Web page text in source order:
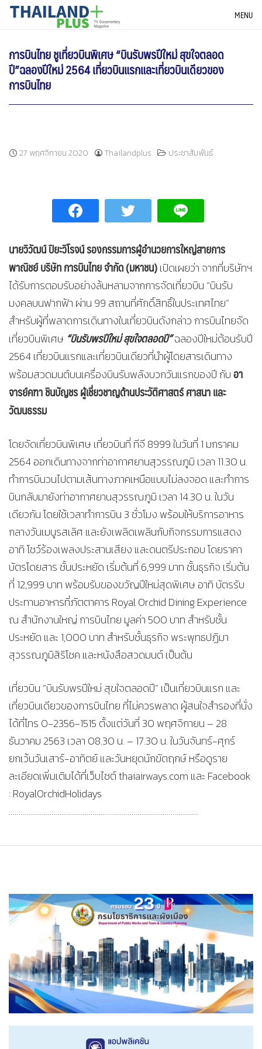
SkipTHAILANDPLUS NEWS MENU
การบินไทย ชูเที่ยวบินพิเศษ “บินรับพรปีใหม่ สุขใจตลอด
ปี”ฉลองปีใหม่ 2564 เที่ยวบินแรกและเที่ยวบินเดียวของ
การบินไทย
27 พฤศจิกายน 2020 Thailandplus ประชาสัมพันธ์
นายวิวัฒน์ ปิยะวิโรจน์ รองกรรมการผู้อำนวยการใหญ่สายการ
พาณิชย์ บริษัท การบินไทย จำกัด (มหาชน)เปิดเผยว่า จากที่บริษัทฯ
ได้รับการตอบรับอย่างล้นหลามจากการจัดเที่ยวบิน “บินรับ
มงคลบนฟากฟ้า ผ่าน 99 สถานที่ศักดิ์สิทธิ์ในประเทศไทย”
สำหรับผู้ที่พลาดการเดินทางในเที่ยวบินดังกล่าว การบินไทยจัด
เที่ยวบินพิเศษ “บินรับพรปีใหม่ สุขใจตลอดปี”ฉลองปีใหม่ต้อนรับปี
2564 เที่ยวบินแรกและเที่ยวบินเดียวที่นำผู้โดยสารเดินทาง
พร้อมสวดมนต์บนเครื่องบินรับพลังบวกวันแรกของปี กับอา
จารย์คฑา ชินบัญชร ผู้เชี่ยวชาญด้านประวัติศาสตร์ ศาสนา และ
วัฒนธรรม
โดยจัดเที่ยวบินพิเศษ เที่ยวบินที่ ทีจี 8999 ในวันที่ 1 มกราคม
2564 ออกเดินทางจากท่าอากาศยานสุวรรณภูมิ เวลา 11.30 น.
ทำการบินวนไปตามเส้นทางภาคเหนือแบบไม่ลงจอด และทำการ
บินกลับมายังท่าอากาศยานสุวรรณภูมิ เวลา 14.30 น. ในวัน
เดียวกัน โดยใช้เวลาทำการบิน 3 ชั่วโมง พร้อมให้บริการอาหาร
กลางวันเมนูรสเลิศ และยังเพลิดเพลินกับกิจกรรมการแสดง
อาทิ โชว์ร้องเพลงประสานเสียง และดนตรีประกอบ โดยราคา
บัตรโดยสาร ชั้นประหยัด เริ่มต้นที่ 6,999 บาท ชั้นธุรกิจ เริ่มต้น
ที่ 12,999 บาท พร้อมรับของขวัญปีใหม่สุดพิเศษ อาทิ บัตรรับ
ประทานอาหารที่ภัตตาคาร Royal Orchid Dining Experience
ณ สำนักงานใหญ่ การบินไทย มูลค่า 500 บาท สำหรับชั้น
ประหยัด และ 1,000 บาท สำหรับชั้นธุรกิจ พระพุทธปฏิมา
สุวรรณภูมิสิริโชค และหนังสือสวดมนต์ เป็นต้น
เที่ยวบิน “บินรับพรปีใหม่ สุขใจตลอดปี” เป็นเที่ยวบินแรก และ
เที่ยวบินเดียวของการบินไทย ที่ไม่ควรพลาด ผู้สนใจสำรองที่นั่ง
ได้ที่โทร 0-2356-1515 ตั้งแต่วันที่ 30 พฤศจิกายน – 28
ธันวาคม 2563 เวลา 08.30 น. – 17.30 น. ในวันจันทร์-ศุกร์
ยกเว้นวันเสาร์-อาทิตย์ และวันหยุดนักขัตฤกษ์ หรือดูราย
ละเอียดเพิ่มเติมได้ที่เว็บไซต์ thaiairways.com และ Facebook
: RoyalOrchidHolidays
…………………………………………………………………………………….